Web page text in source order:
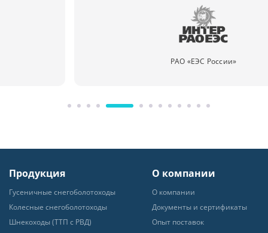
Продукция
Гусеничные снегоболотоходы
Колесные снегоболотоходы
Шнекоходы (ТТП с РВД)
О компании
О компании
Документы и сертификаты
Опыт поставок